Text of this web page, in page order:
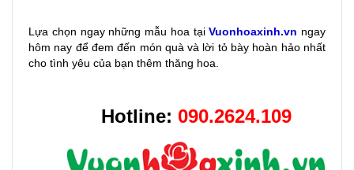
Lựa chọn ngay những mẫu hoa tạiVuonhoaxinh.vn ngay
hôm nay để đem đến món quà và lời tỏ bày hoàn hảo nhất
cho tình yêu của bạn thêm thăng hoa.
Hotline: 090.2624.109